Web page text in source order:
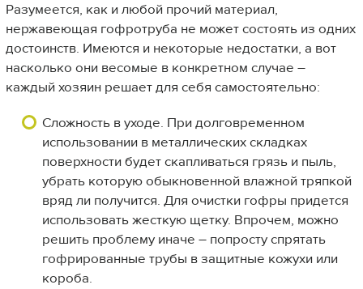
Разумеется, как и любой прочий материал,
нержавеющая гофротруба не может состоять из одних
достоинств. Имеются и некоторые недостатки, а вот
насколько они весомые в конкретном случае –
каждый хозяин решает для себя самостоятельно:
Сложность в уходе. При долговременном
использовании в металлических складках
поверхности будет скапливаться грязь и пыль,
убрать которую обыкновенной влажной тряпкой
вряд ли получится. Для очистки гофры придется
использовать жесткую щетку. Впрочем, можно
решить проблему иначе – попросту спрятать
гофрированные трубы в защитные кожухи или
короба.